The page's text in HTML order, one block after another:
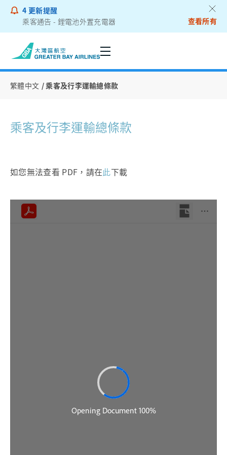
4 更新提醒
乘客通告 - 鋰電池外置充電器
查看所有
繁體中文 乘客及行李運輸總條款
乘客及行李運輸總條款
如您無法查看 PDF，請在此下載